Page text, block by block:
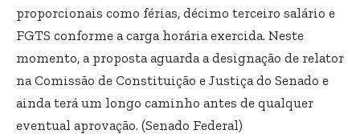
proporcionais como férias, décimo terceiro salário e
FGTS conforme a carga horária exercida. Neste
momento, a proposta aguarda a designação de relator
na Comissão de Constituição e Justiça do Senado e
ainda terá um longo caminho antes de qualquer
eventual aprovação. (Senado Federal)